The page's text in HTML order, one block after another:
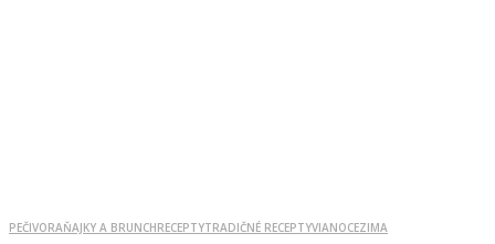
PEČIVORAŇAJKY A BRUNCHRECEPTYTRADIČNÉ RECEPTYVIANOCEZIMA